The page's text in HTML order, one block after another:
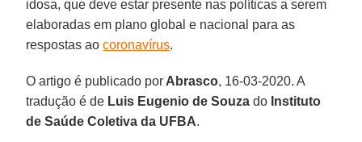
idosa, que deve estar presente nas políticas a serem
elaboradas em plano global e nacional para as
respostas aocoronavírus.
O artigo é publicado por Abrasco, 16-03-2020. A
tradução é de Luis Eugenio de Souza do Instituto
de Saúde Coletiva da UFBA.